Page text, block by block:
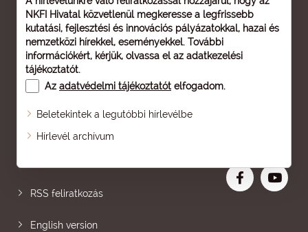
NKFI Hivatal közvetlenül megkeresse a legfrissebb
kutatási, fejlesztési és innovációs pályázatokkal, hazai és
nemzetközi hírekkel, eseményekkel. További
információkért, kérjük, olvassa el az adatkezelési
tájékoztatót.
Az adatvédelmi tájékoztatót elfogadom.
Beletekintek a legutóbbi hírlevélbe
Hírlevél archívum
Oldaltérkép
RSS feliratkozás
English version